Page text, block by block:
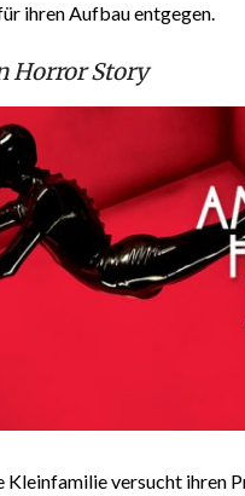
ihren Aufbau entgegen.
Horror Story
Kleinfamilie versucht ihren